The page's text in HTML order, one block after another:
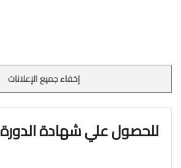
إخفاء جميع الإعلانات
للحصول علي شهادة الدورة